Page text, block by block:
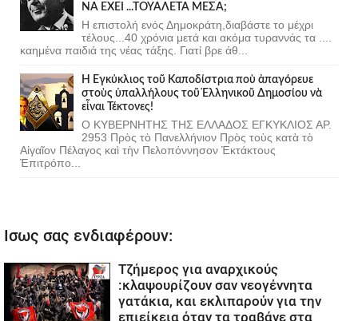
ΝΑ ΕΧΕΙ ...ΤΟΥΑΛΕΤΑ ΜΕΣΑ;
Η επιστολή ενός Δημοκράτη,διαβάστε το μέχρι
τέλους...40 χρόνια μετά και ακόμα τυραννάς τα ....
καημένα παιδιά της νέας τάξης. Γιατί βρε άθ...
Ἡ Ἐγκύκλιος τοῦ Καποδίστρια ποὺ ἀπαγόρευε
στοὺς ὑπαλλήλους τοῦ Ἑλληνικοῦ Δημοσίου νὰ
εἶναι Τέκτονες!
Ο ΚΥΒΕΡΝΗΤΗΣ ΤΗΣ ΕΛΛΑΔΟΣ ΕΓΚΥΚΛΙΟΣ ΑΡ.
2953 Πρὸς τὸ Πανελλήνιον Πρὸς τοὺς κατὰ τὸ
Αἰγαῖον Πέλαγος καὶ τὴν Πελοπόννησον Ἐκτάκτους
Ἐπιτρόπο...